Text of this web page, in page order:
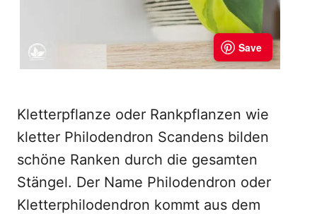
Kletterpflanze oder Rankpflanzen wie
kletter Philodendron Scandens bilden
schöne Ranken durch die gesamten
Stängel. Der Name Philodendron oder
Kletterphilodendron kommt aus dem